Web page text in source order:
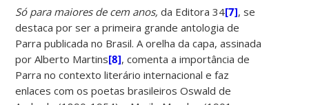
Só para maiores de cem anos, da Editora 34[7], se
destaca por ser a primeira grande antologia de
Parra publicada no Brasil. A orelha da capa, assinada
por Alberto Martins[8], comenta a importância de
Parra no contexto literário internacional e faz
enlaces com os poetas brasileiros Oswald de